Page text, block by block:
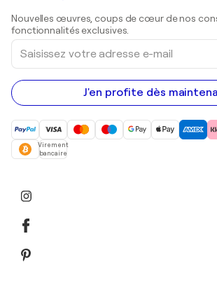
Peintures acryliques
Nouvelles œuvres, coups de cœur de nos
fonctionnalités exclusives.
Saisissez
votre
adresse
e-
mail
J'en profite dès
Virement
bancaire